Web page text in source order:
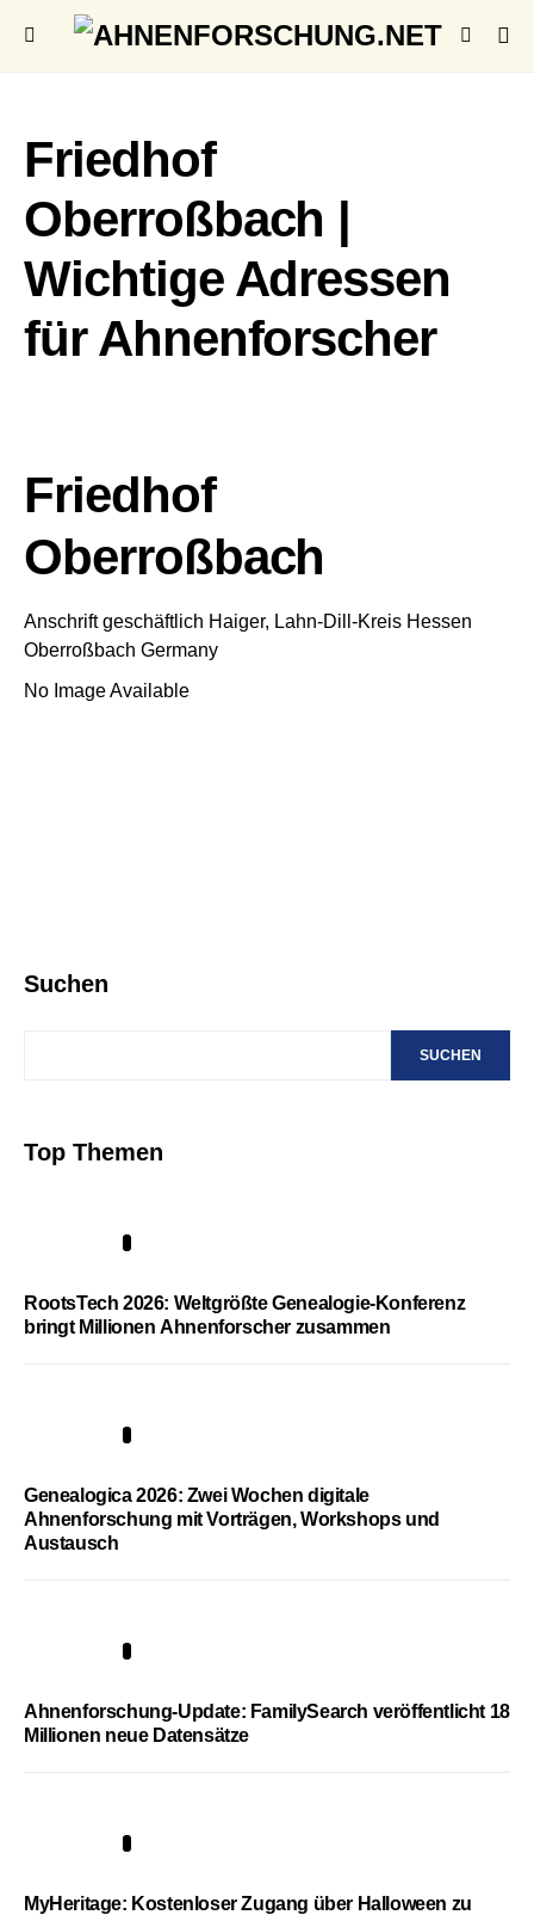
Friedhof
Oberroßbach |
Wichtige Adressen
für Ahnenforscher
Friedhof
Oberroßbach
Anschrift geschäftlich Haiger, Lahn-Dill-Kreis Hessen
Oberroßbach Germany
No Image Available
Suchen
SUCHEN
Top Themen
RootsTech 2026: Weltgrößte Genealogie-Konferenz
bringt Millionen Ahnenforscher zusammen
Genealogica 2026: Zwei Wochen digitale
Ahnenforschung mit Vorträgen, Workshops und
Austausch
Ahnenforschung-Update: FamilySearch veröffentlicht 18
Millionen neue Datensätze
MyHeritage: Kostenloser Zugang über Halloween zu